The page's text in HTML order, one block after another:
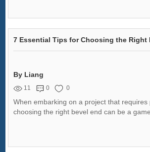
By Liang
11 0 0
When embarking on a project that requires
choosing the right bevel end can be a